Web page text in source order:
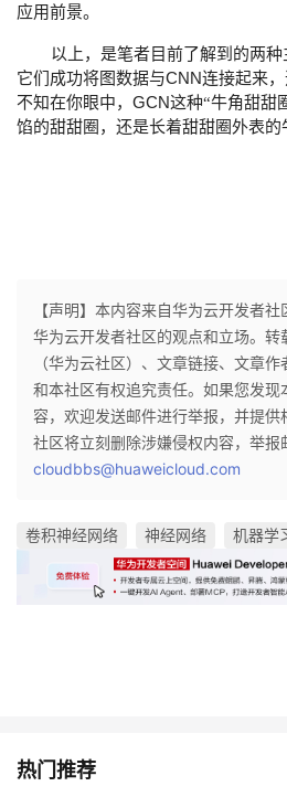
应用前景。
以上，是笔者目前了解到的两种
它们成功将图数据与CNN连接起来
不知在你眼中， GCN这种“牛角甜甜
馅的甜甜圈，还是长着甜甜圈外表的
【声明】本内容来自华为云开发者
华为云开发者社区的观点和立场。
（华为云社区）、文章链接、文章
和本社区有权追究责任。如果您发现
容，欢迎发送邮件进行举报，并提
社区将立刻删除涉嫌侵权内容，举报
cloudbbs@huaweicloud.com
卷积神经网络 神经网络 机器学
热门推荐